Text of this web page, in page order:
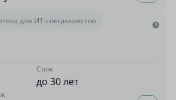
для ИТ-специалистов
Срок
до 30 лет